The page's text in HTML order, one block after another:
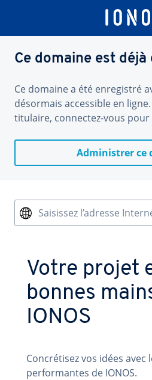
Ce domaine est
Ce domaine a été enregistré
désormais accessible en
titulaire, connectez-vous
Administrer ce
Saisissez l’adresse
Votre projet
bonnes
IONOS
Concrétisez vos idées
performantes de IONOS.